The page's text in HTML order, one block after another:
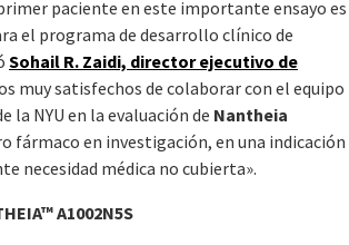
paciente en este importante ensayo es
el programa de desarrollo clínico de
Sohail R. Zaidi, director ejecutivo de
muy satisfechos de colaborar con el equipo
la NYU en la evaluación de Nantheia
fármaco en investigación, en una indicación
necesidad médica no cubierta».
A1002N5S